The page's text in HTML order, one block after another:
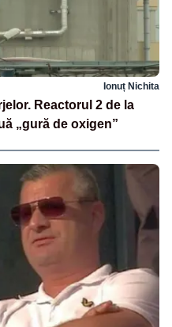
Ionuț Nichita
Reactorul 2 de la
„gură de oxigen”